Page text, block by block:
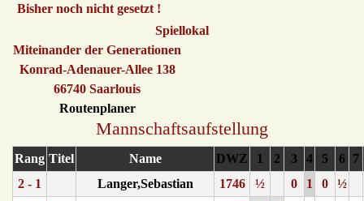
Bisher noch nicht gesetzt !
Spiellokal
Miteinander der Generationen
Konrad-Adenauer-Allee 138
66740 Saarlouis
Routenplaner
Mannschaftsaufstellung
Rang Titel Name DWZ 1 2 3 4 5 6 7
2 - 1
Langer,Sebastian 1746 ½ 0 1 0
½